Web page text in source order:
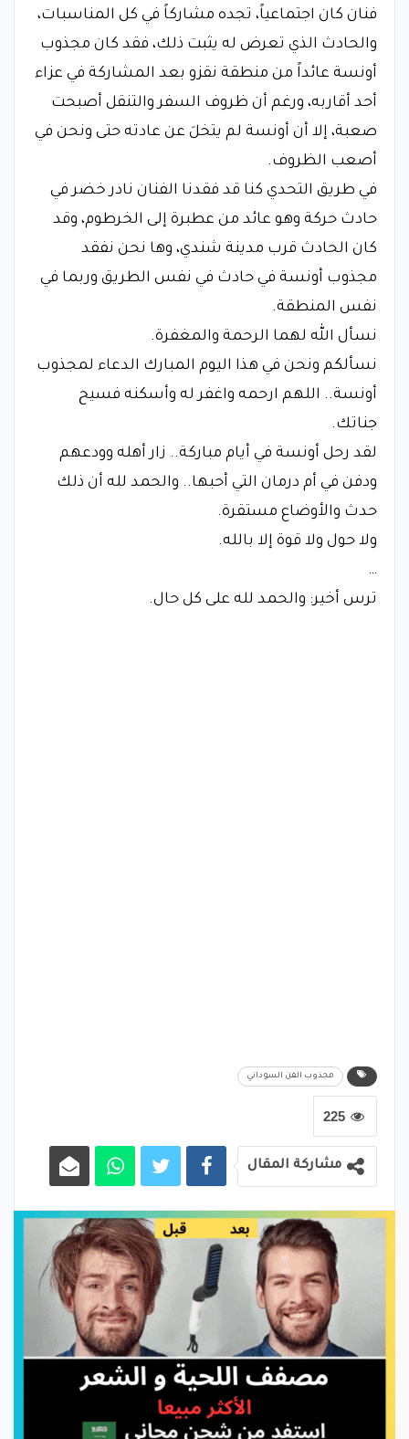
فنان كان اجتماعياً، تجده مشاركاً في كل المناسبات،
والحادث الذي تعرض له يثبت ذلك، فقد كان مجذوب
أونسة عائداً من منطقة نقزو بعد المشاركة في عزاء
أحد أقاربه، ورغم أن ظروف السفر والتنقل أصبحت
صعبة، إلا أن أونسة لم يتخلَ عن عادته حتى ونحن في
أصعب الظروف.
​في طريق التحدي كنا قد فقدنا الفنان نادر خضر في
حادث حركة وهو عائد من عطبرة إلى الخرطوم، وقد
كان الحادث قرب مدينة شندي، وها نحن نفقد
مجذوب أونسة في حادث في نفس الطريق وربما في
نفس المنطقة.
​نسأل الله لهما الرحمة والمغفرة.
​نسألكم ونحن في هذا اليوم المبارك الدعاء لمجذوب
أونسة.. اللهم ارحمه واغفر له وأسكنه فسيح
جناتك.
​لقد رحل أونسة في أيام مباركة.. زار أهله وودعهم
ودفن في أم درمان التي أحبها.. والحمد لله أن ذلك
حدث والأوضاع مستقرة.
​ولا حول ولا قوة إلا بالله.
…
​ترس أخير: والحمد لله على كل حال.
​مجذوب الفن السوداني
225
مشاركة المقال